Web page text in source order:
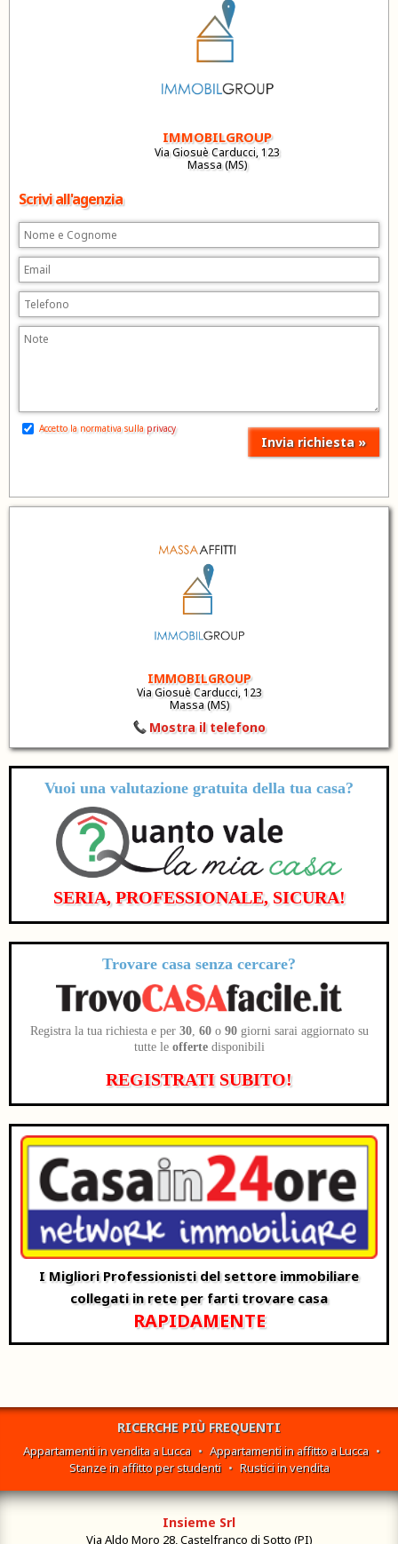
IMMOBILGROUP
Via Giosuè Carducci, 123
Massa (MS)
Scrivi all'agenzia
Accetto la normativa sulla privacy
IMMOBILGROUP
Via Giosuè Carducci, 123
Massa (MS)
Mostra il telefono
Vuoi una valutazione gratuita della tua casa?
SERIA, PROFESSIONALE, SICURA!
Trovare casa senza cercare?
Registra la tua richiesta e per 30, 60o 90giorni sarai aggiornato su
tutte le offertedisponibili
REGISTRATI SUBITO!
I Migliori Professionisti del settore immobiliare
collegati in rete per farti trovare casa
RAPIDAMENTE
RICERCHE PIÙ FREQUENTI
Appartamenti in vendita a Lucca • Appartamenti in affitto a Lucca •
Stanze in affitto per studenti • Rustici in vendita
Insieme Srl
Via Aldo Moro 28, Castelfranco di Sotto (PI)